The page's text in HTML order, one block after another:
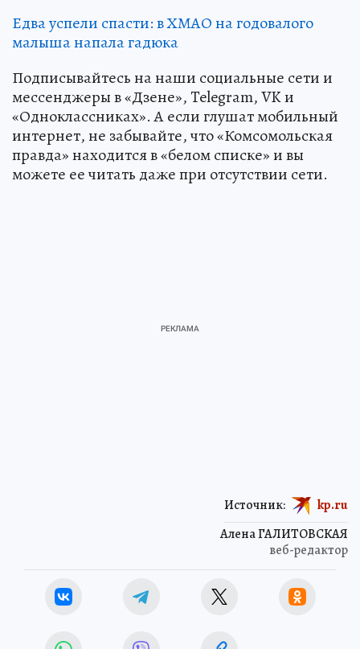
Едва успели спасти: в ХМАО на годовалого
малыша напала гадюка
Подписывайтесь на наши социальные сети и
мессенджеры в «Дзене», Telegram, VK и
«Одноклассниках». А если глушат мобильный
интернет, не забывайте, что «Комсомольская
правда» находится в «белом списке» и вы
можете ее читать даже при отсутствии сети.
Алена ГАЛИТОВСКАЯ
веб-редактор
Источник: kp.ru